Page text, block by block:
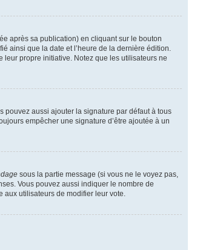
après sa publication) en cliquant sur le bouton
ainsi que la date et l’heure de la dernière édition.
leur propre initiative. Notez que les utilisateurs ne
pouvez aussi ajouter la signature par défaut à tous
empêcher une signature d’être ajoutée à un
sous la partie message (si vous ne le voyez pas,
Vous pouvez aussi indiquer le nombre de
utilisateurs de modifier leur vote.